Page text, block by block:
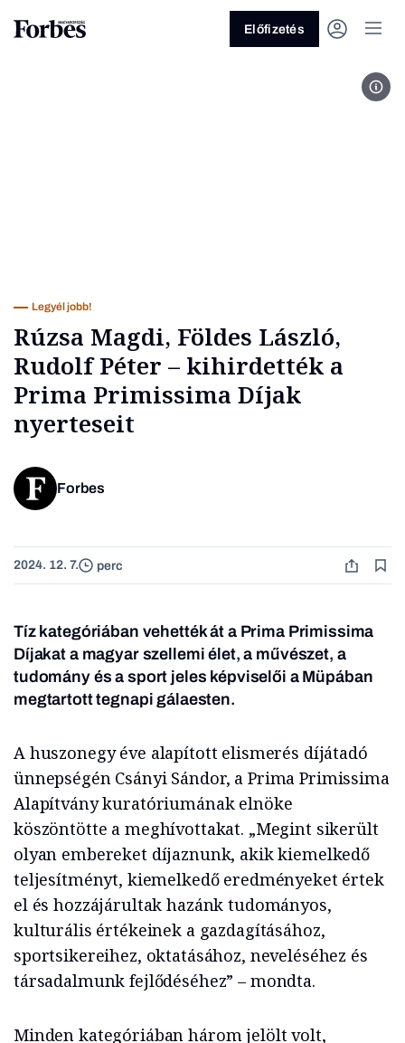
Üzlet
Előfizetés
Legyél jobb!
Rúzsa Magdi, Földes László,
Rudolf Péter – kihirdették a
Prima Primissima Díjak
nyerteseit
Forbes
2024. 12. 7. perc
Tíz kategóriában vehették át a Prima Primissima
Díjakat a magyar szellemi élet, a művészet, a
tudomány és a sport jeles képviselői a Müpában
megtartott tegnapi gálaesten.
A huszonegy éve alapított elismerés díjátadó
ünnepségén Csányi Sándor, a Prima Primissima
Alapítvány kuratóriumának elnöke
köszöntötte a meghívottakat. „Megint sikerült
olyan embereket díjaznunk, akik kiemelkedő
teljesítményt, kiemelkedő eredményeket értek
el és hozzájárultak hazánk tudományos,
kulturális értékeinek a gazdagításához,
sportsikereihez, oktatásához, neveléséhez és
társadalmunk fejlődéséhez” – mondta.
Minden kategóriában három jelölt volt,